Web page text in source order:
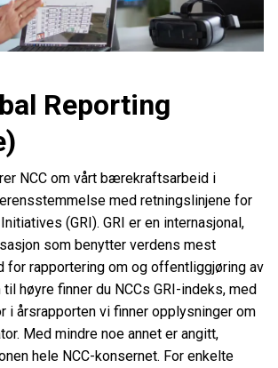
Reporting
NCC om vårt bærekraftsarbeid i
med retningslinjene for
(GRI). GRI er en internasjonal,
som benytter verdens mest
for rapportering om og offentliggjøring av
høyre finner du NCCs GRI-indeks, med
i årsrapporten vi finner opplysninger om
Med mindre noe annet er angitt,
hele NCC-konsernet. For enkelte